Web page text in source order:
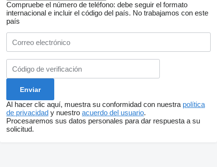
Compruebe el número de teléfono: debe seguir el formato
internacional e incluir el código del país. No trabajamos con este
país
Al hacer clic aquí, muestra su conformidad con nuestra política
de privacidad y nuestro acuerdo del usuario.
Procesaremos sus datos personales para dar respuesta a su
solicitud.